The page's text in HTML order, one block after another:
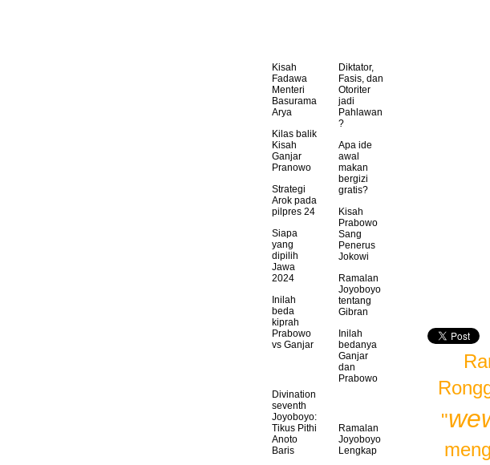
"
Kisah
Fadawa
Menteri
Basurama
Arya
Kilas balik
Kisah
Ganjar
Pranowo
Strategi
Arok pada
pilpres 24
Siapa
yang
dipilih
Jawa
2024
Inilah
beda
kiprah
Prabowo
vs Ganjar
Divination
seventh
Joyoboyo:
Tikus Pithi
Anoto
Baris
Diktator,
Fasis, dan
Otoriter
jadi
Pahlawan
?
Apa ide
awal
makan
bergizi
gratis?
Kisah
Prabowo
Sang
Penerus
Jokowi
Ramalan
Joyoboyo
tentang
Gibran
Inilah
bedanya
Ganjar
dan
Prabowo
Ramalan
Joyoboyo
Lengkap